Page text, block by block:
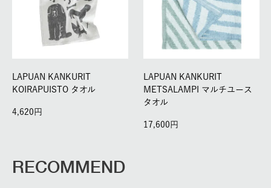
LAPUAN KANKURIT
KOIRAPUISTO タオル
4,620
LAPUAN KANKURIT
METSALAMPI マルチユース
タオル
17,600
RECOMMEND